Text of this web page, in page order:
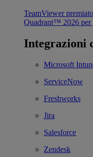
TeamViewer
Quadrant™ 2026
Integrazioni
Microsoft
ServiceNow
Freshworks
Jira
Salesforce
Zendesk